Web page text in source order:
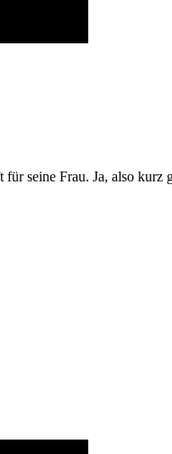
seine Frau. Ja, also kurz